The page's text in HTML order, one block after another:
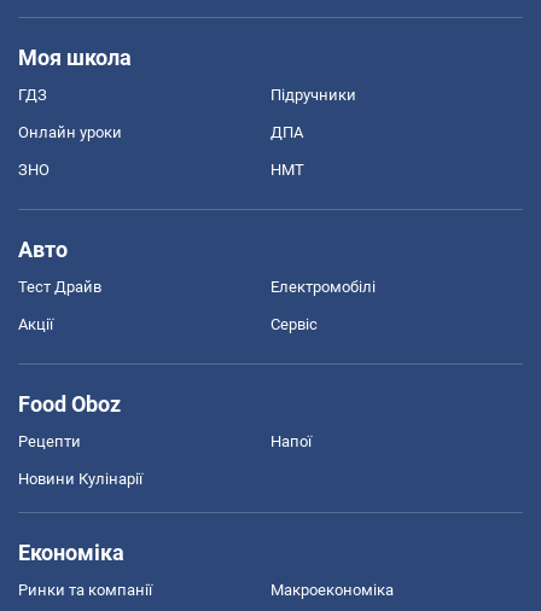
Моя школа
ГДЗ Підручники
Онлайн уроки ДПА
ЗНО НМТ
Авто
Тест Драйв Електромобілі
Акції Сервіс
Food Oboz
Рецепти Напої
Новини Кулінарії
Економіка
Ринки та компанії Макроекономіка